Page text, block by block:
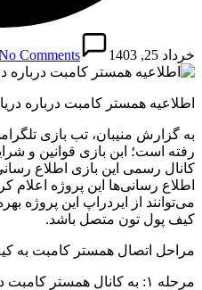
خرداد 25, 1403 Comments
اطلاعیه همستر کامبت درباره
به گزارش منیبان، تب بازی
رفته است؛ ابن بازی قوانین و
کانال رسمی این بازی اطلاع
اطلاع رسانی‌ها این پروژه اعلام
می‌توانند از ایردراپ این پروژه
کیف پول تون متصل باشد.
مراحل اتصال همستر کامبت به
مرحله ۱: به کانال همستر کامبت در تلگرام بپیوندید.